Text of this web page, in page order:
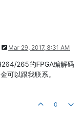
Mar 29, 2017, 8:31 AM
265的FPGA编解码
可以跟我联系。
0